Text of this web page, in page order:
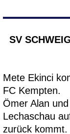
SV
Mete Ekinci
FC Kempten.
Ömer Alan
Lechaschau
zurück kommt.